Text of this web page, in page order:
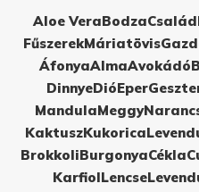
Aloe VeraBodzaCsalád
FűszerekMáriatövis
ÁfonyaAlmaAvokádó
DinnyeDióEper
MandulaMeggy
KaktuszKukorica
BrokkoliBurgonyaCékla
KarfiolLencse